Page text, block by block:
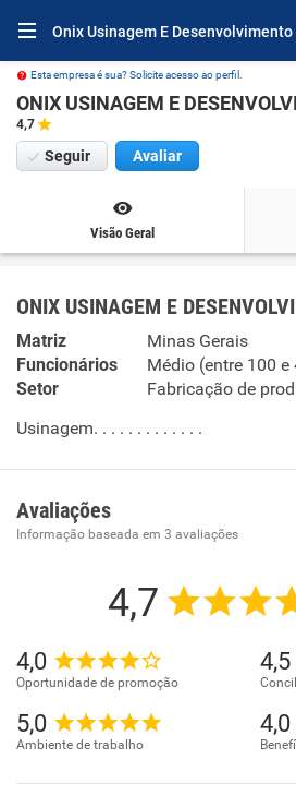
Onix Usinagem E
Esta empresa é sua? Solicite acesso ao perfil.
ONIX USINAGEM E
4,7
Seguir Avaliar
Visão Geral
ONIX USINAGEM E
Matriz
Minas Gerais
Funcionários
Médio (entre 100
Setor
Fabricação de
Usinagem. . . . . . . . . . . . .
Avaliações
Informação baseada em 3 avaliações
4,7
4,0
Oportunidade de promoção
4,5
5,0
Ambiente de trabalho
4,0